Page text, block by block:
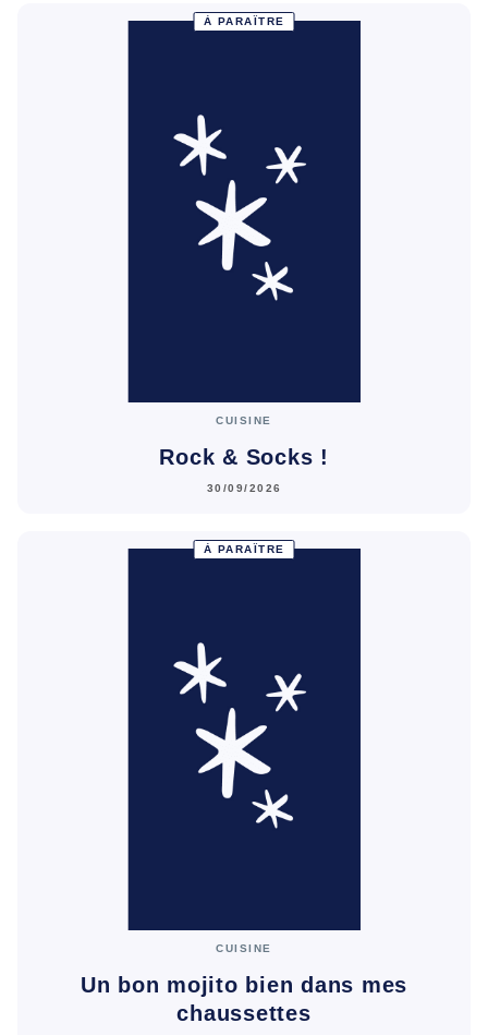
À PARAÎTRE
CUISINE
Rock & Socks !
30/09/2026
À PARAÎTRE
CUISINE
Un bon mojito bien dans mes
chaussettes